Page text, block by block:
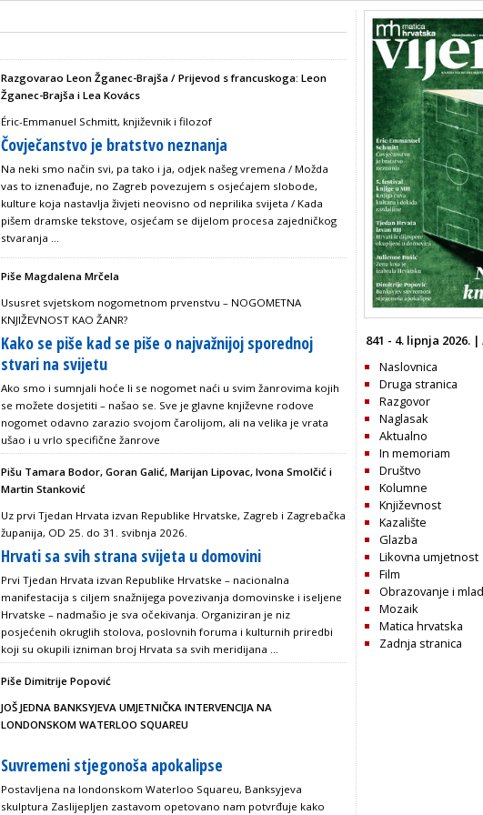
Razgovarao Leon Žganec-Brajša / Prijevod s francuskoga: Leon
Žganec-Brajša i Lea Kovács
Éric-Emmanuel Schmitt, književnik i filozof
Čovječanstvo je bratstvo neznanja
Na neki smo način svi, pa tako i ja, odjek našeg vremena / Možda
vas to iznenađuje, no Zagreb povezujem s osjećajem slobode,
kulture koja nastavlja živjeti neovisno od neprilika svijeta / Kada
pišem dramske tekstove, osjećam se dijelom procesa zajedničkog
stvaranja ...
Piše Magdalena Mrčela
Ususret svjetskom nogometnom prvenstvu – NOGOMETNA
KNJIŽEVNOST KAO ŽANR?
Kako se piše kad se piše o najvažnijoj sporednoj
stvari na svijetu
Ako smo i sumnjali hoće li se nogomet naći u svim žanrovima kojih
se možete dosjetiti – našao se. Sve je glavne književne rodove
nogomet odavno zarazio svojom čarolijom, ali na velika je vrata
ušao i u vrlo specifične žanrove
Pišu Tamara Bodor, Goran Galić, Marijan Lipovac, Ivona Smolčić i
Martin Stanković
Uz prvi Tjedan Hrvata izvan Republike Hrvatske, Zagreb i Zagrebačka
županija, OD 25. do 31. svibnja 2026.
Hrvati sa svih strana svijeta u domovini
Prvi Tjedan Hrvata izvan Republike Hrvatske – nacionalna
manifestacija s ciljem snažnijega povezivanja domovinske i iseljene
Hrvatske – nadmašio je sva očekivanja. Organiziran je niz
posjećenih okruglih stolova, poslovnih foruma i kulturnih priredbi
koji su okupili izniman broj Hrvata sa svih meridijana ...
Piše Dimitrije Popović
JOŠ JEDNA BANKSYJEVA UMJETNIČKA INTERVENCIJA NA
LONDONSKOM WATERLOO SQUAREU
Suvremeni stjegonoša apokalipse
Postavljena na londonskom Waterloo Squareu, Banksyjeva
skulptura Zaslijepljen zastavom opetovano nam potvrđuje kako
841 - 4. lipnja 2026. |
Naslovnica
Druga stranica
Razgovor
Naglasak
Aktualno
In memoriam
Društvo
Kolumne
Književnost
Kazalište
Glazba
Likovna umjetnost
Film
Obrazovanje i
Mozaik
Matica hrvatska
Zadnja stranica